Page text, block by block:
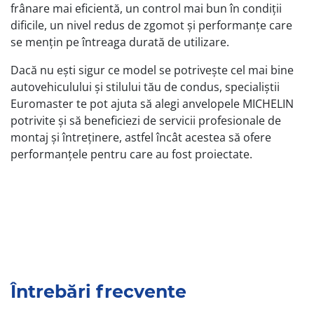
frânare mai eficientă, un control mai bun în condiții
dificile, un nivel redus de zgomot și performanțe care
se mențin pe întreaga durată de utilizare.
Dacă nu ești sigur ce model se potrivește cel mai bine
autovehiculului și stilului tău de condus, specialiștii
Euromaster te pot ajuta să alegi anvelopele MICHELIN
potrivite și să beneficiezi de servicii profesionale de
montaj și întreținere, astfel încât acestea să ofere
performanțele pentru care au fost proiectate.
Întrebări frecvente